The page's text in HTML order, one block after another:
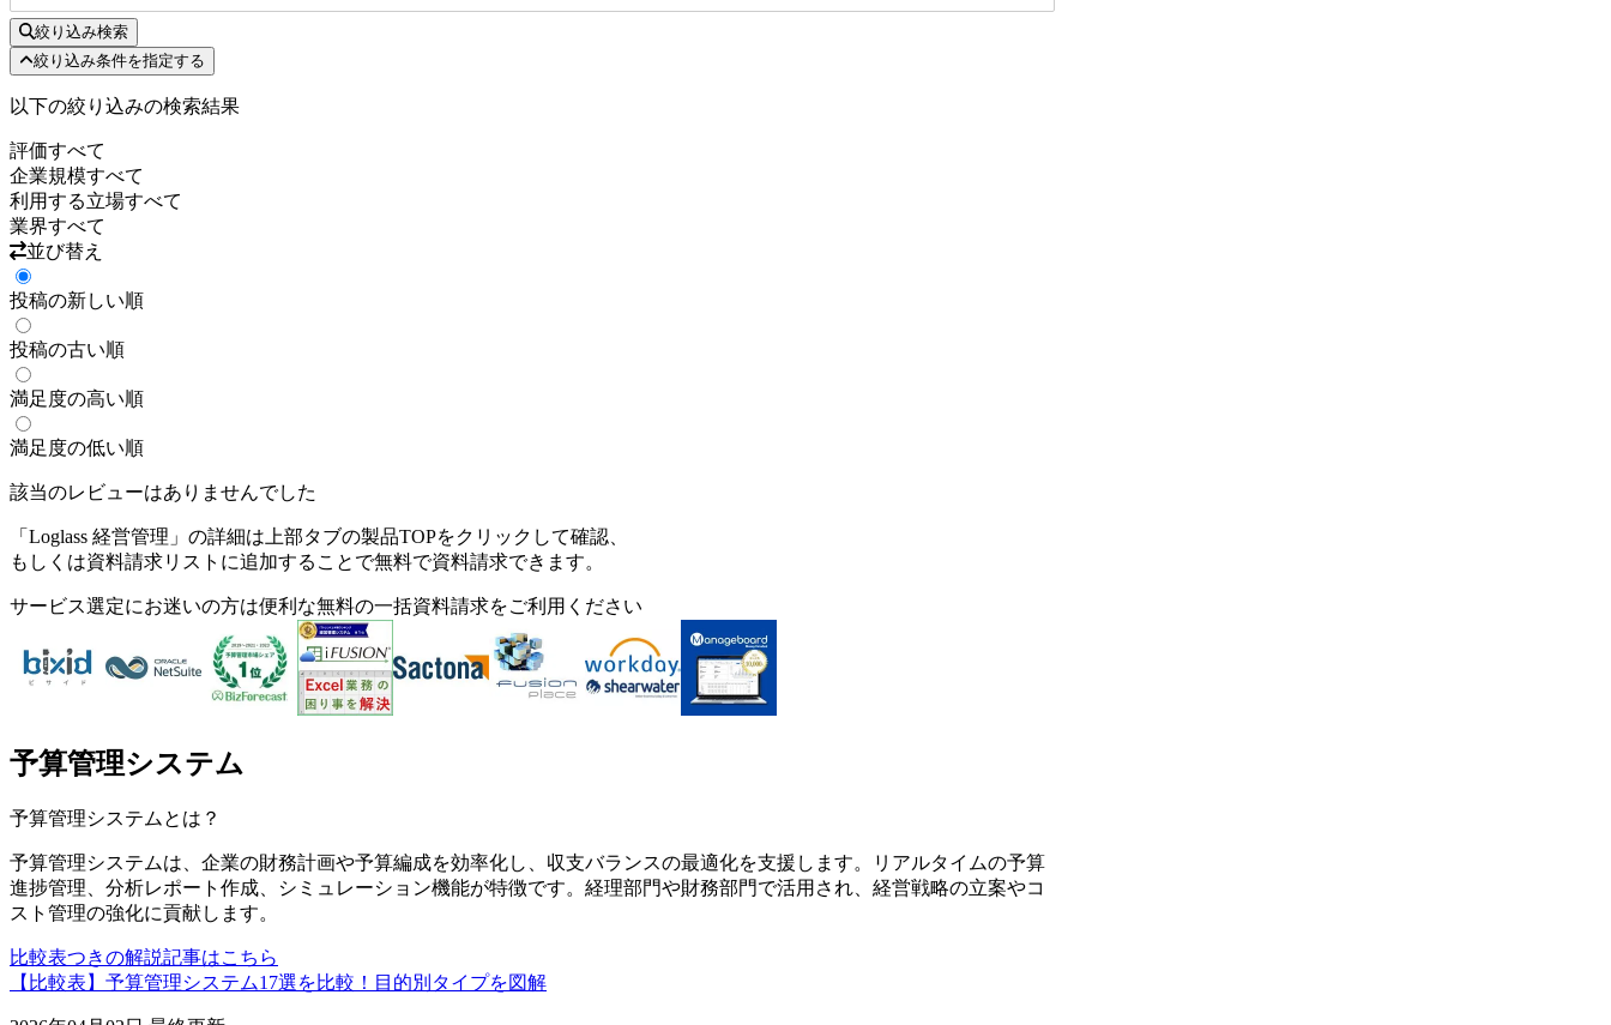
絞り込み検索
絞り込み条件を指定する
以下の絞り込みの検索結果
評価すべて
企業規模すべて
利用する立場すべて
業界すべて
並び替え
投稿の新しい順
投稿の古い順
満足度の高い順
満足度の低い順
該当のレビューはありませんでした
「 Loglass 経営管理 」の詳細は上部タブの製品TOPをクリックして確認、
もしくは資料請求リストに追加することで無料で資料請求できます。
サービス選定にお迷いの方は便利な無料の一括資料請求をご利用ください
予算管理システム
予算管理システム とは？
予算管理システムは、企業の財務計画や予算編成を効率化し、収支バランスの最適化を支援します。リアルタイムの予算
進捗管理、分析レポート作成、シミュレーション機能が特徴です。経理部門や財務部門で活用され、経営戦略の立案やコ
スト管理の強化に貢献します。
比較表つきの解説記事はこちら
【比較表】予算管理システム17選を比較！目的別タイプを図解